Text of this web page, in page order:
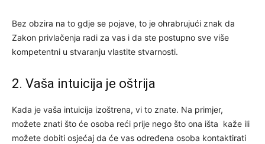
Bez obzira na to gdje se pojave, to je ohrabrujući znak da
Zakon privlačenja radi za vas i da ste postupno sve više
kompetentni u stvaranju vlastite stvarnosti.
2. Vaša intuicija je oštrija
Kada je vaša intuicija izoštrena, vi to znate. Na primjer,
možete znati što će osoba reći prije nego što ona išta kaže ili
možete dobiti osjećaj da će vas određena osoba kontaktirati